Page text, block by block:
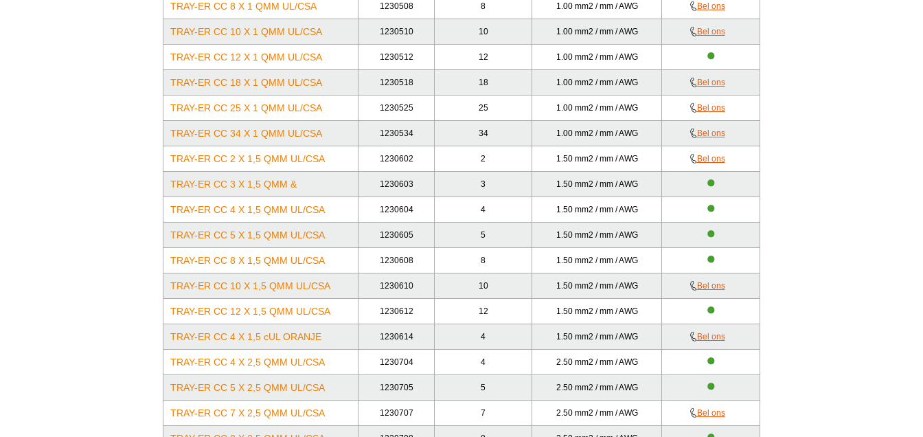
TRAY-ER CC 8 X 1 QMM UL/CSA 1230508 8 1.00 mm2 / mm / AWG Bel ons
TRAY-ER CC 10 X 1 QMM UL/CSA 1230510 10 1.00 mm2 / mm / AWG Bel ons
TRAY-ER CC 12 X 1 QMM UL/CSA 1230512 12 1.00 mm2 / mm / AWG
TRAY-ER CC 18 X 1 QMM UL/CSA 1230518 18 1.00 mm2 / mm / AWG Bel ons
TRAY-ER CC 25 X 1 QMM UL/CSA 1230525 25 1.00 mm2 / mm / AWG Bel ons
TRAY-ER CC 34 X 1 QMM UL/CSA 1230534 34 1.00 mm2 / mm / AWG Bel ons
TRAY-ER CC 2 X 1,5 QMM UL/CSA 1230602 2 1.50 mm2 / mm / AWG Bel ons
TRAY-ER CC 3 X 1,5 QMM & 1230603 3 1.50 mm2 / mm / AWG
TRAY-ER CC 4 X 1,5 QMM UL/CSA 1230604 4 1.50 mm2 / mm / AWG
TRAY-ER CC 5 X 1,5 QMM UL/CSA 1230605 5 1.50 mm2 / mm / AWG
TRAY-ER CC 8 X 1,5 QMM UL/CSA 1230608 8 1.50 mm2 / mm / AWG
TRAY-ER CC 10 X 1,5 QMM UL/CSA 1230610 10 1.50 mm2 / mm / AWG Bel ons
TRAY-ER CC 12 X 1,5 QMM UL/CSA 1230612 12 1.50 mm2 / mm / AWG
TRAY-ER CC 4 X 1,5 cUL ORANJE 1230614 4 1.50 mm2 / mm / AWG Bel ons
TRAY-ER CC 4 X 2,5 QMM UL/CSA 1230704 4 2.50 mm2 / mm / AWG
TRAY-ER CC 5 X 2,5 QMM UL/CSA 1230705 5 2.50 mm2 / mm / AWG
TRAY-ER CC 7 X 2,5 QMM UL/CSA 1230707 7 2.50 mm2 / mm / AWG Bel ons